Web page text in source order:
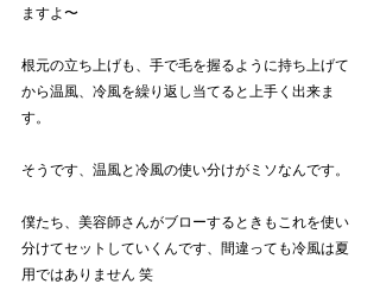
ますよ〜
根元の立ち上げも、手で毛を握るように持ち上げて
から温風、冷風を繰り返し当てると上手く出来ま
す。
そうです、温風と冷風の使い分けがミソなんです。
僕たち、美容師さんがブローするときもこれを使い
分けてセットしていくんです、間違っても冷風は夏
用ではありません 笑